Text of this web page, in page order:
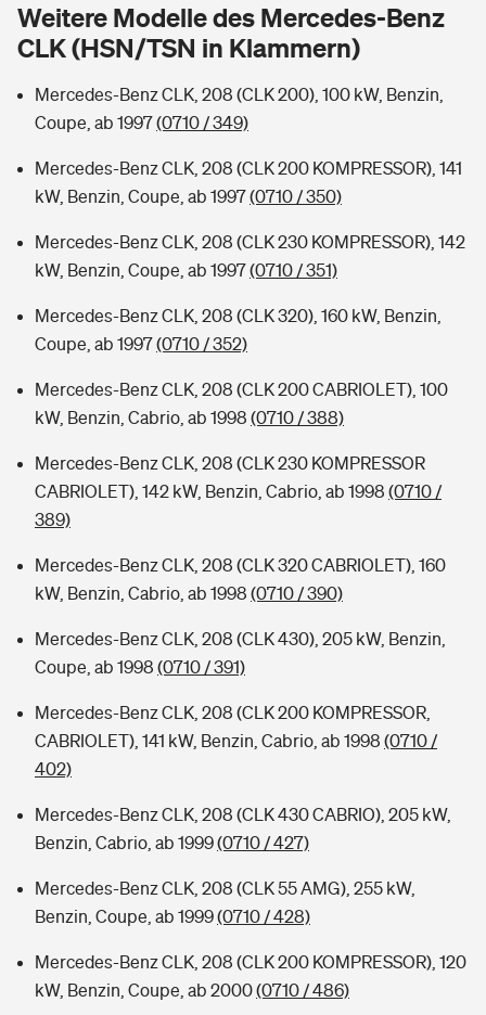
Wer versichert was: Jetzt Versicherer finden
Sie haben Fragen?
Musikinstrumentenversicherung
Zur Übersicht
Tools
Kinderunfall-Check: Mehr Sicherheit für deine Kids
Sie haben Fragen?
Weitere Modelle des Mercedes-Benz
CLK (HSN/TSN in Klammern)
Mercedes-Benz CLK, 208 (CLK 200), 100 kW, Benzin,
Coupe, ab 1997(0710 / 349)
Mercedes-Benz CLK, 208 (CLK 200 KOMPRESSOR), 141
kW, Benzin, Coupe, ab 1997(0710 / 350)
Mercedes-Benz CLK, 208 (CLK 230 KOMPRESSOR), 142
kW, Benzin, Coupe, ab 1997(0710 / 351)
Mercedes-Benz CLK, 208 (CLK 320), 160 kW, Benzin,
Coupe, ab 1997(0710 / 352)
Mercedes-Benz CLK, 208 (CLK 200 CABRIOLET), 100
kW, Benzin, Cabrio, ab 1998 (0710 / 388)
Mercedes-Benz CLK, 208 (CLK 230 KOMPRESSOR
CABRIOLET), 142 kW, Benzin, Cabrio, ab 1998 (0710 /
389)
Mercedes-Benz CLK, 208 (CLK 320 CABRIOLET), 160
kW, Benzin, Cabrio, ab 1998 (0710 / 390)
Mercedes-Benz CLK, 208 (CLK 430), 205 kW, Benzin,
Coupe, ab 1998 (0710 / 391)
Mercedes-Benz CLK, 208 (CLK 200 KOMPRESSOR,
CABRIOLET), 141 kW, Benzin, Cabrio, ab 1998 (0710 /
402)
Mercedes-Benz CLK, 208 (CLK 430 CABRIO), 205 kW,
Benzin, Cabrio, ab 1999(0710 / 427)
Mercedes-Benz CLK, 208 (CLK 55 AMG), 255 kW,
Benzin, Coupe, ab 1999(0710 / 428)
Mercedes-Benz CLK, 208 (CLK 200 KOMPRESSOR), 120
kW, Benzin, Coupe, ab 2000(0710 / 486)